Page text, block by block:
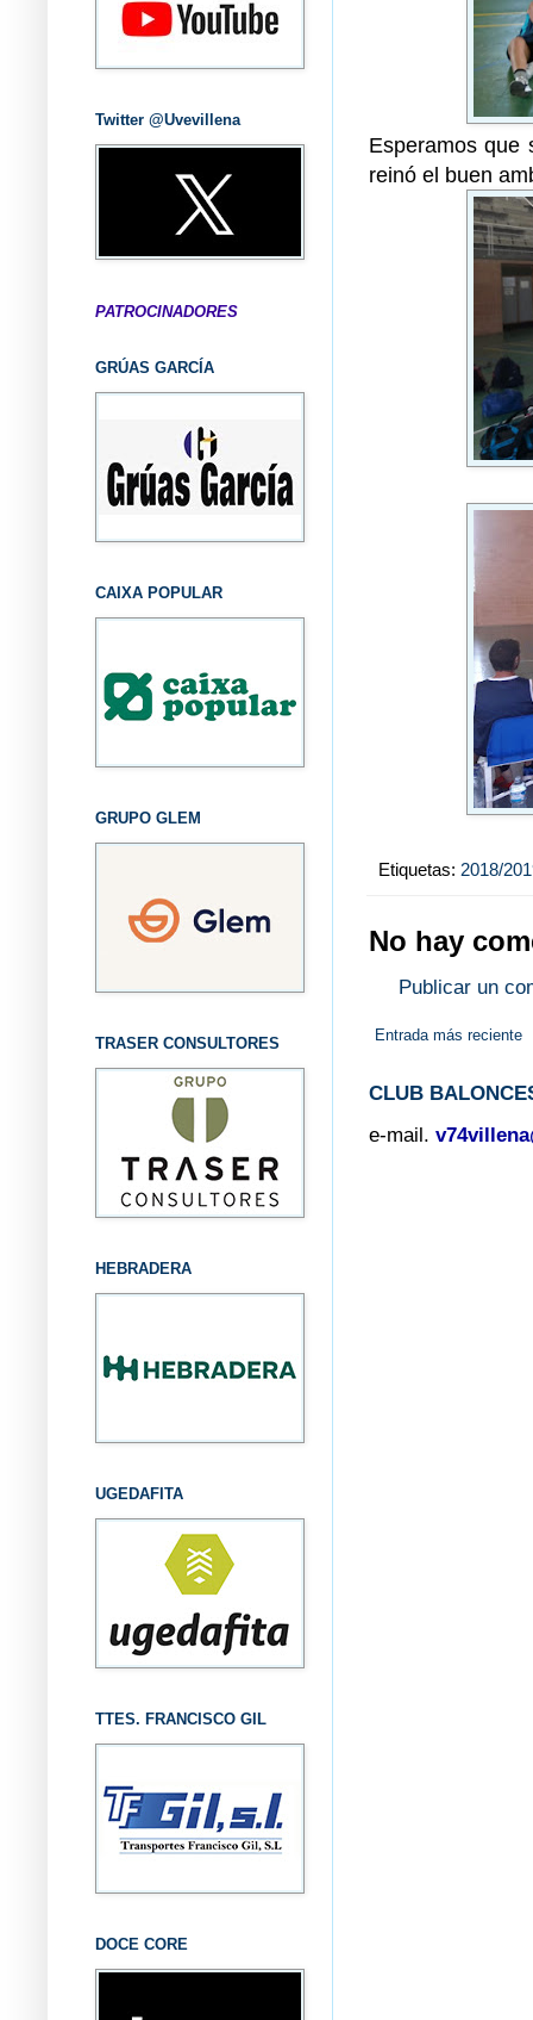
Esperamos que
reinó el buen
Etiquetas: 2018/
No hay
Publicar un
Entrada más reciente
CLUB
e-mail.
Twitter @Uvevillena
PATROCINADORES
GRÚAS GARCÍA
CAIXA POPULAR
GRUPO GLEM
TRASER CONSULTORES
HEBRADERA
UGEDAFITA
TTES. FRANCISCO GIL
DOCE CORE